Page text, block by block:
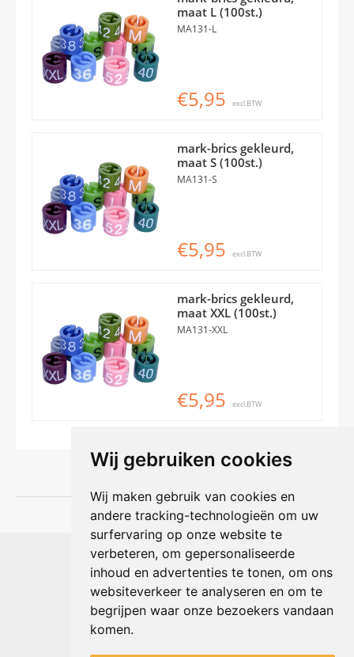
Wij gebruiken cookies
Wij maken gebruik van cookies en
andere tracking-technologieën om uw
surfervaring op onze website te
verbeteren, om gepersonaliseerde
inhoud en advertenties te tonen, om ons
websiteverkeer te analyseren en om te
begrijpen waar onze bezoekers vandaan
komen.
maat L (100st.)
MA131-L
€5,95 excl.BTW
mark-brics gekleurd,
maat S (100st.)
MA131-S
€5,95 excl.BTW
mark-brics gekleurd,
maat XXL (100st.)
MA131-XXL
€5,95 excl.BTW
Shophouse online
Max Planckstraat 4
6716 BE Ede, Nederland
Telefoon:+31(0)318 618 121
E-mail: info@shophouse.nl
Geopend: ma t/m vr 09:00-17:00 uur